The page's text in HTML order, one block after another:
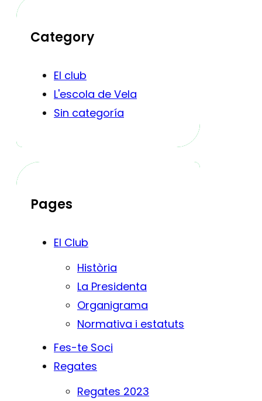
Category
El club
L'escola de Vela
Sin categoría
Pages
El Club
Història
La Presidenta
Organigrama
Normativa i estatuts
Fes-te Soci
Regates
Regates 2023